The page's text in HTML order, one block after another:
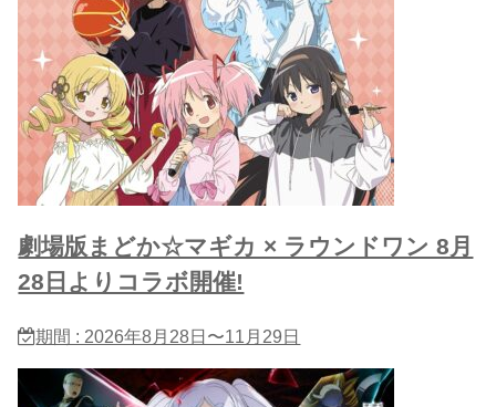
劇場版まどか☆マギカ × ラウンドワン 8月
28日よりコラボ開催!
期間 : 2026年8月28日〜11月29日